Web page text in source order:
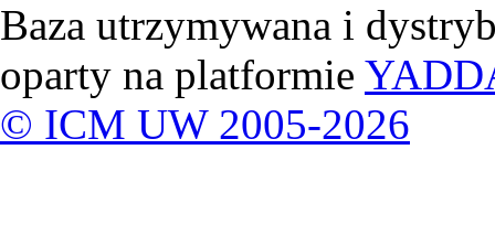
Baza utrzymywana i
oparty na platformie
© ICM UW 2005-2026